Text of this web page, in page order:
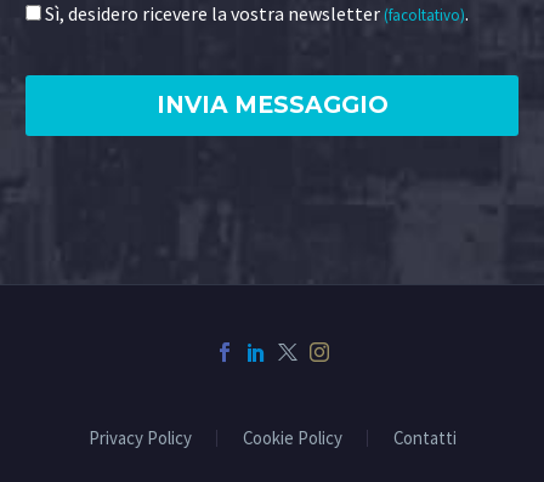
Sì, desidero ricevere la vostra newsletter(facoltativo).
Privacy Policy Cookie Policy Contatti